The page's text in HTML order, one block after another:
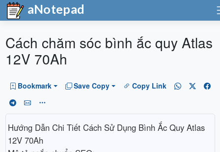
aNotepad
Cách chăm sóc bình ắc quy Atlas
12V 70Ah
Bookmark Save Copy Copy Link
Hướng Dẫn Chi Tiết Cách Sử Dụng Bình Ắc Quy Atlas
12V 70Ah